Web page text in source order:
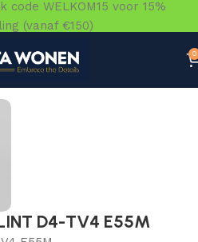
0
D4-TV4 E55M
WELKOM15 voor 15%
(vanaf €150)